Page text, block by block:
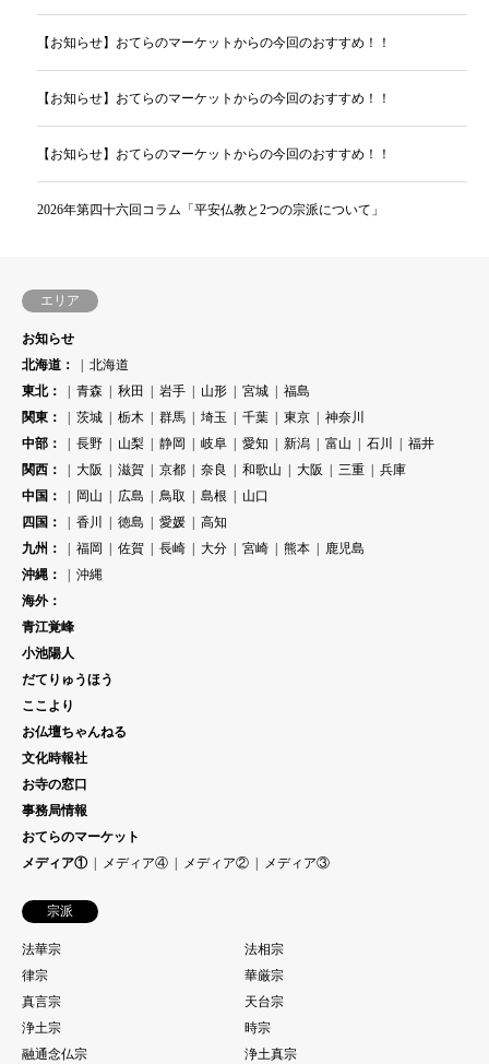
【お知らせ】おてらのマーケットからの今回のおすすめ！！
【お知らせ】おてらのマーケットからの今回のおすすめ！！
【お知らせ】おてらのマーケットからの今回のおすすめ！！
2026年第四十六回コラム「平安仏教と2つの宗派について」
エリア
お知らせ
北海道：
北海道
東北：
青森 秋田 岩手 山形 宮城
福島
関東：
茨城 栃木 群馬 埼玉 千葉 東京
神奈川
中部：
長野 山梨 静岡 岐阜 愛知 新潟 富山 石川
福井
関西：
大阪 滋賀 京都 奈良 和歌山 大阪 三重
兵庫
中国：
岡山 広島 鳥取 島根
山口
四国：
香川 徳島 愛媛
高知
九州：
福岡 佐賀 長崎 大分 宮崎 熊本
鹿児島
沖縄：
沖縄
海外：
青江覚峰
小池陽人
だてりゅうほう
ここより
お仏壇ちゃんねる
文化時報社
お寺の窓口
事務局情報
おてらのマーケット
メディア①
メディア④ メディア② メディア③
宗派
法華宗
法相宗
律宗
華厳宗
真言宗
天台宗
浄土宗
時宗
融通念仏宗
浄土真宗